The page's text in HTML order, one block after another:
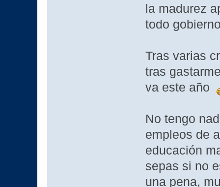
la madurez
todo
Tras varias
tras
va este año
No tengo
empleos de
educación
sepas si no
una pena,